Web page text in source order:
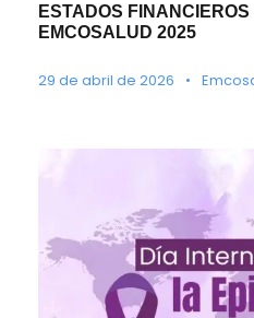
ESTADOS
EMCOSALUD 2025
29 de abril de 2026 •